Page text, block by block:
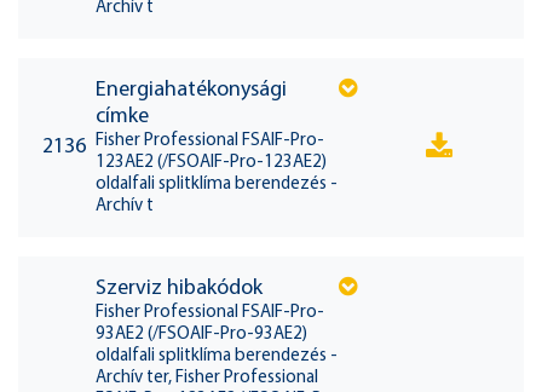
Archív t
2136
Energiahatékonysági
címke
Fisher Professional FSAIF-Pro-
123AE2 (/FSOAIF-Pro-123AE2)
oldalfali splitklíma berendezés -
Archív t
Szerviz hibakódok
Fisher Professional FSAIF-Pro-
93AE2 (/FSOAIF-Pro-93AE2)
oldalfali splitklíma berendezés -
Archív ter, Fisher Professional